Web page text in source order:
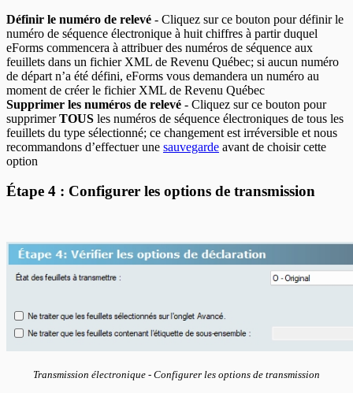
Définir le numéro de relevé - Cliquez sur ce bouton pour définir le
numéro de séquence électronique à huit chiffres à partir duquel
eForms commencera à attribuer des numéros de séquence aux
feuillets dans un fichier XML de Revenu Québec; si aucun numéro
de départ n’a été défini, eForms vous demandera un numéro au
moment de créer le fichier XML de Revenu Québec
Supprimer les numéros de relevé - Cliquez sur ce bouton pour
supprimerTOUS les numéros de séquence électroniques de tous les
feuillets du type sélectionné; ce changement est irréversible et nous
recommandons d’effectuer une sauvegarde avant de choisir cette
option
Étape 4 : Configurer les options de transmission
Transmission électronique - Configurer les options de transmission